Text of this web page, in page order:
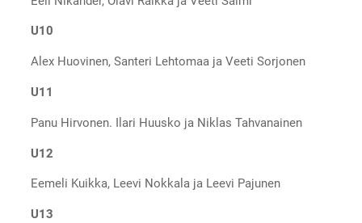
U10
Alex Huovinen, Santeri Lehtomaa ja Veeti Sorjonen
U11
Panu Hirvonen. Ilari Huusko ja Niklas Tahvanainen
U12
Eemeli Kuikka, Leevi Nokkala ja Leevi Pajunen
U13